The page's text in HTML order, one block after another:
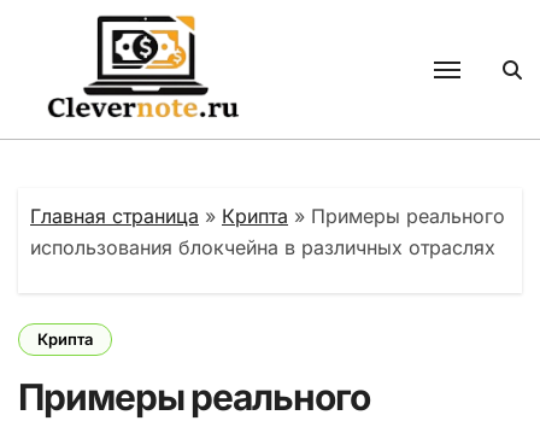
содержанию
Главная страница » Крипта » Примеры реального
использования блокчейна в различных отраслях
Крипта
Примеры реального